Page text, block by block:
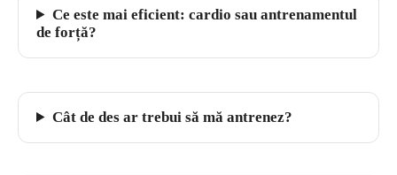
Ce este mai eficient: cardio sau antrenamentul
de forță?
Cât de des ar trebui să mă antrenez?